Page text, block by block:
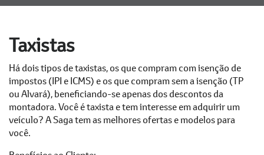
Taxistas
Há dois tipos de taxistas, os que compram com isenção de
impostos (IPI e ICMS) e os que compram sem a isenção (TP
ou Alvará), beneficiando-se apenas dos descontos da
montadora. Você é taxista e tem interesse em adquirir um
veículo? A Saga tem as melhores ofertas e modelos para
você.